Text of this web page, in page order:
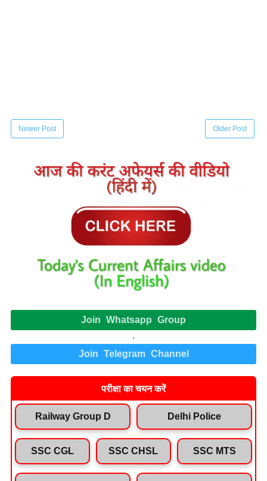
Newer Post Older Post
Join Whatsapp Group
.
Join Telegram Channel
परीक्षा का चयन करें
Railway Group D Delhi Police
SSC CGL SSC CHSL SSC MTS